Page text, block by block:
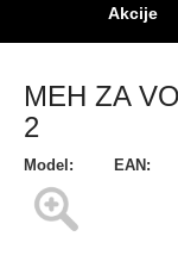
Akcije
MEH ZA
2
Model: EAN: